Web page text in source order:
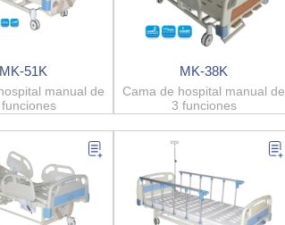
MK-51K
manual de
funciones
MK-38K
Cama de hospital manual de
3 funciones